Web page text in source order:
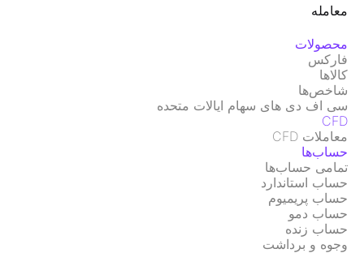
معامله
محصولات
فارکس
کالاها
شاخص‌ها
سی اف دی های سهام ایالات متحده
CFD
معاملات CFD
حساب‌ها
تمامی حساب‌ها
حساب استاندارد
حساب پریمیوم
حساب دمو
حساب زنده
وجوه و برداشت